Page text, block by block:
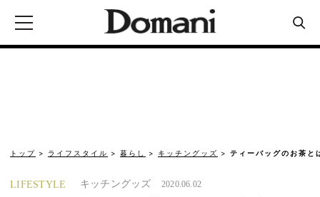
トップ ライフスタイル 暮らし キッチングッズ ティーバッグのお茶と
LIFESTYLE キッチングッズ 2020.06.02